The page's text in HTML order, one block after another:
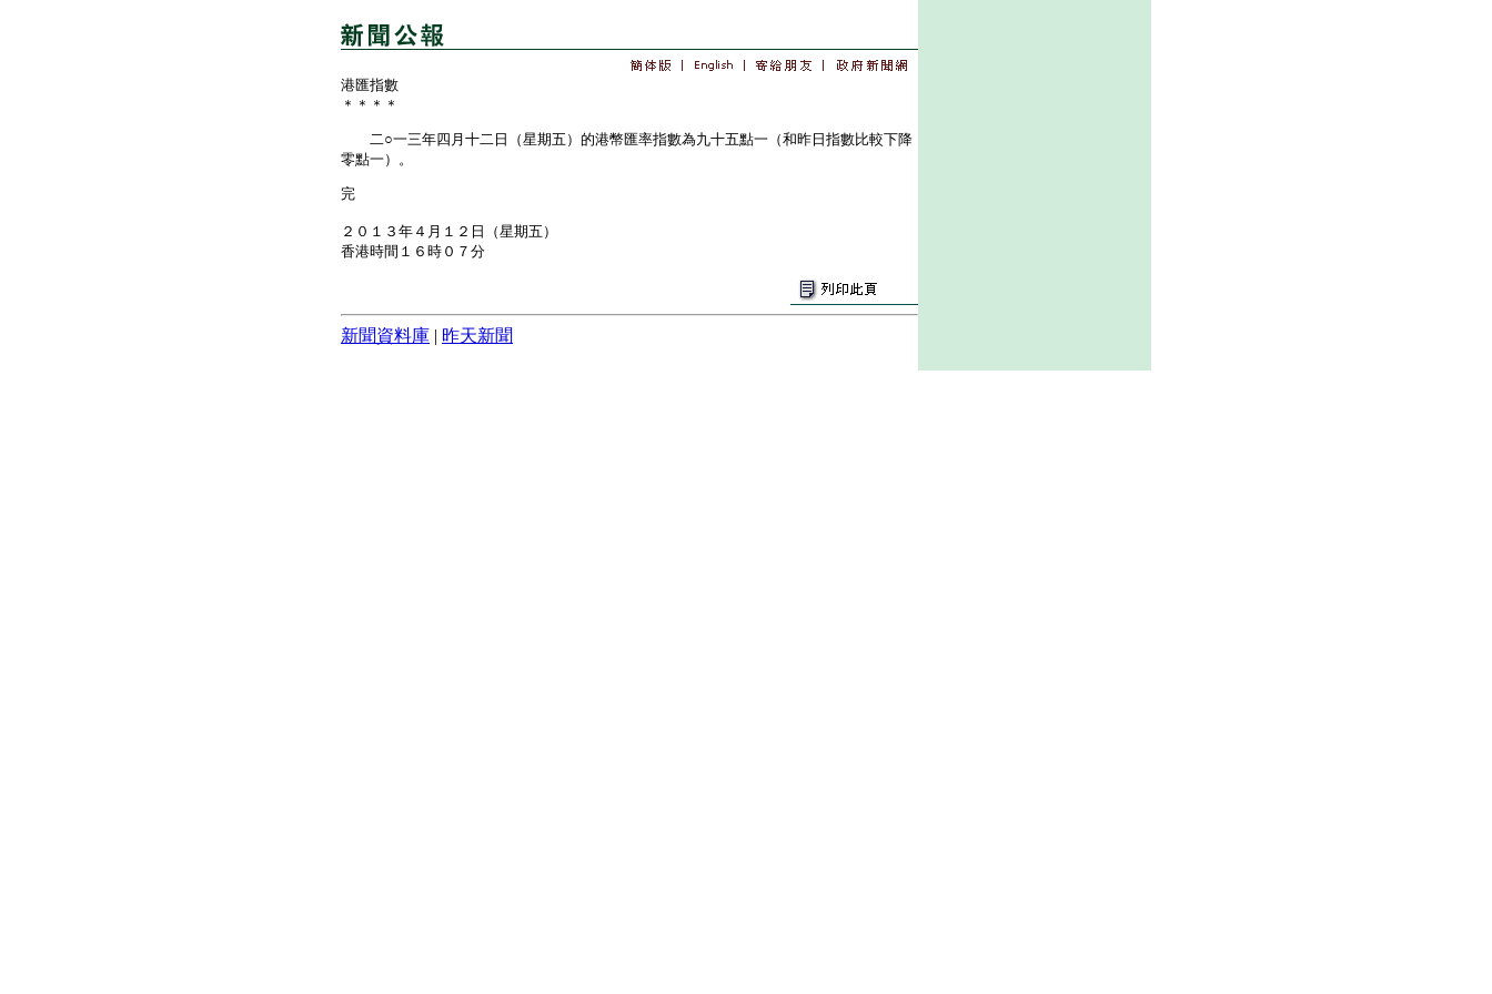
港匯指數
＊＊＊＊
二○一三年四月十二日（星期五）的港幣匯率指數為九十五點一（和昨日指數比較下降
零點一）。
完
２０１３年４月１２日（星期五）
香港時間１６時０７分
新聞資料庫 | 昨天新聞